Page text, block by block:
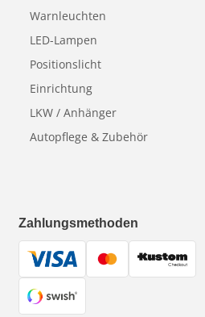
Warnleuchten
LED-Lampen
Positionslicht
Einrichtung
LKW / Anhänger
Autopflege & Zubehör
Zahlungsmethoden